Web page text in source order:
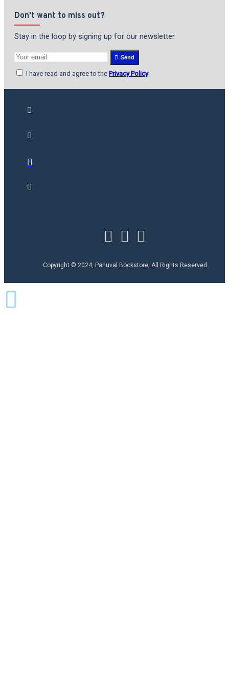
Don't want to miss out?
Stay in the loop by signing up for our newsletter
Send
I have read and agree to the Privacy Policy
Copyright © 2024, Panuval Bookstore, All Rights Reserved